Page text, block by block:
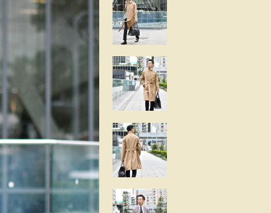
ーニ】ク
ンダル
CLOSE-UP
Mario Doni【マリオ ドーニ】オ
ープントゥミュール レザーサン